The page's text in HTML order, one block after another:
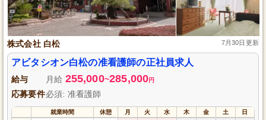
株式会社 白松 7月30日更新
アビタシオン白松の准看護師の正社員求人
給与 月給 255,000~285,000円
応募要件必須: 准看護師
就業時間 休憩 月 火 水 木 金 土 日